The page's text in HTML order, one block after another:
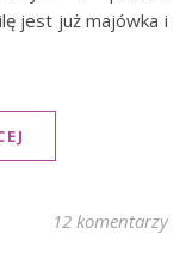
jest już majówka i
12 komentarzy